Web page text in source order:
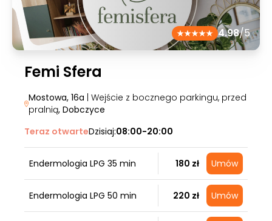
4.98/5
Femi Sfera
Mostowa, 16a | Wejście z bocznego parkingu, przed
pralnią, Dobczyce
Teraz otwarteDzisiaj:08:00-20:00
Endermologia LPG 35 min 180 zł Umów
Endermologia LPG 50 min 220 zł Umów